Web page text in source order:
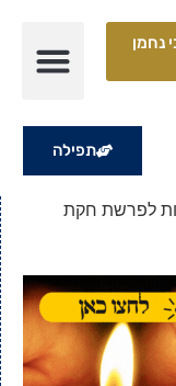
נחמן
תפילה
לפרשת חקת